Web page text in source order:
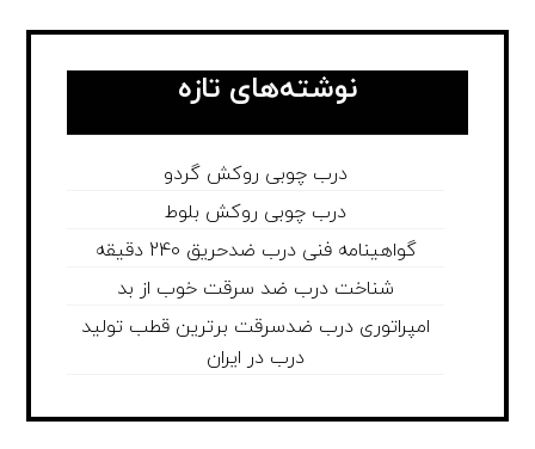
نوشته‌های تازه
درب چوبی روکش گردو
درب چوبی روکش بلوط
گواهینامه فنی درب ضدحریق 240 دقیقه
شناخت درب ضد سرقت خوب از بد
امپراتوری درب ضدسرقت برترین قطب تولید
درب در ایران